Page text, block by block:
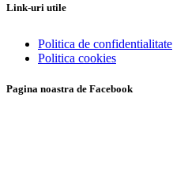
Link-uri utile
Politica de confidentialitate
Politica cookies
Pagina noastra de Facebook